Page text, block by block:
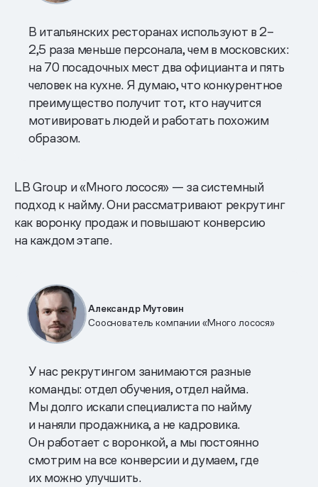
В итальянских ресторанах используют в 2–
2,5 раза меньше персонала, чем в московских:
на 70 посадочных мест два официанта и пять
человек на кухне. Я думаю, что конкурентное
преимущество получит тот, кто научится
мотивировать людей и работать похожим
образом.
LB Group и «Много лосося» — за системный
подход к найму. Они рассматривают рекрутинг
как воронку продаж и повышают конверсию
на каждом этапе.
Александр Мутовин
Сооснователь компании «Много лосося»
У нас рекрутингом занимаются разные
команды: отдел обучения, отдел найма.
Мы долго искали специалиста по найму
и наняли продажника, а не кадровика.
Он работает с воронкой, а мы постоянно
смотрим на все конверсии и думаем, где
их можно улучшить.